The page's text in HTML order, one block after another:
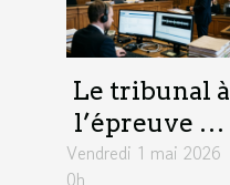
Le tribunal à
l’épreuve de
la
Vendredi 1 mai 2026
0h